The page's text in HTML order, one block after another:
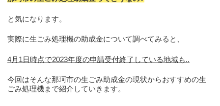
と気になります。
実際に生ごみ処理機の助成金について調べてみると、
4月1日時点で2023年度の申請受付終了している地域も..
今回はそんな那珂市の生ごみ助成金の現状からおすすめの生
ごみ処理機まで紹介していきます。